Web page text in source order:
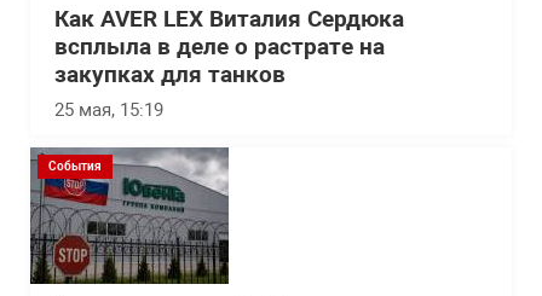
Как AVER LEX Виталия Сердюка
всплыла в деле о растрате на
закупках для танков
25 мая, 15:19
События